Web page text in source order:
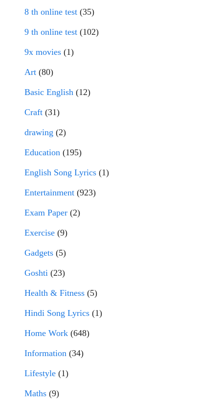
8 th online test (35)
9 th online test (102)
9x movies (1)
Art (80)
Basic English (12)
Craft (31)
drawing (2)
Education (195)
English Song Lyrics (1)
Entertainment (923)
Exam Paper (2)
Exercise (9)
Gadgets (5)
Goshti (23)
Health & Fitness (5)
Hindi Song Lyrics (1)
Home Work (648)
Information (34)
Lifestyle (1)
Maths (9)